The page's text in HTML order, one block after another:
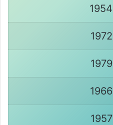
1954
1972
1979
1966
1957